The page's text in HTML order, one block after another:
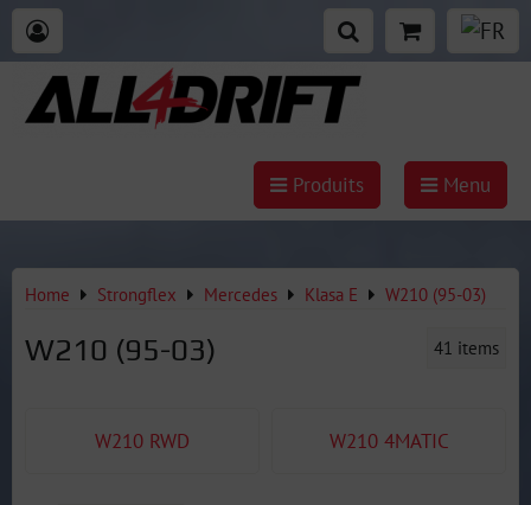
Produits Menu
Home Strongflex Mercedes Klasa E W210 (95-03)
W210 (95-03) 41 items
W210 RWD W210 4MATIC